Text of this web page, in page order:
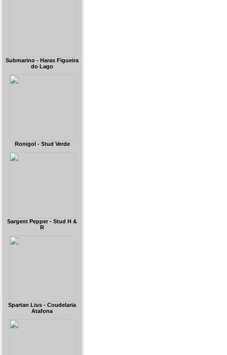
Submarino - Haras Figueira
do Lago
Ronigol - Stud Verde
Sargent Pepper - Stud H &
R
Spartan Lius - Coudelaria
Atafona